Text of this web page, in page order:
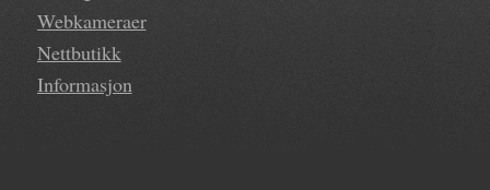
Webkameraer
Nettbutikk
Informasjon